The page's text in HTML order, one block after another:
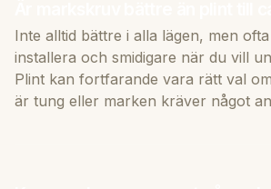
Inte alltid bättre i alla lägen, men
installera och smidigare när du vill
Plint kan fortfarande vara rätt val
är tung eller marken kräver något